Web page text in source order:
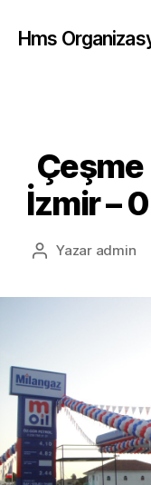
Hms
Çeşme
İzmir –
Yazının
Yazar admin